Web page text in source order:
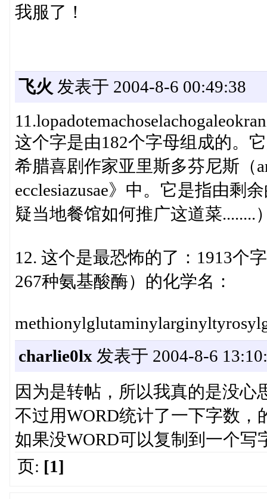
我服了！
飞火 发表于 2004-8-6 00:49:38
这个字是由182个字母组成的。
希腊喜剧作家亚里斯多芬尼斯（
ecclesiazusae》中。它是指由剩
疑当地餐馆如何推广这道菜........
12. 这个是最恐怖的了：1913个
267种氨基酸酶）的化学名：
charlie0lx 发表于 2004-8-6
因为是转帖，所以我真的是没心
不过用WORD统计了一下字数，
如果没WORD可以复制到一个
页: [1]